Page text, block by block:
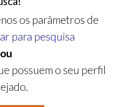
os parâmetros de
para pesquisa
ou
possuem o seu perfil